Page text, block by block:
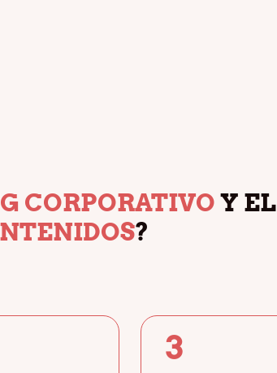
CORPORATIVOY EL
?
3